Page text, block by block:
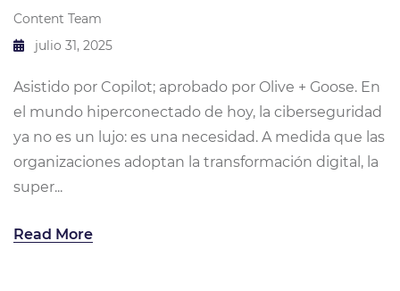
Content Team
julio 31, 2025
Asistido por Copilot; aprobado por Olive + Goose. En
el mundo hiperconectado de hoy, la ciberseguridad
ya no es un lujo: es una necesidad. A medida que las
organizaciones adoptan la transformación digital, la
super...
Read More